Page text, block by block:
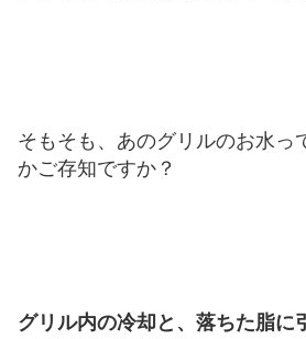
そもそも、あのグリルのお水っ
かご存知ですか？
グリル内の冷却と、落ちた脂に